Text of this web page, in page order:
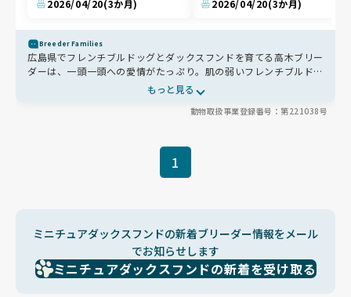
2026/04/20(3か月) 2026/04/20(3か月)
Breeder Families
広島県でフレンチブルドッグとダックスフンドを育てる高木ブリー
ダーは、一頭一頭への愛情がたっぷり。肌の弱いフレンチブルドッ
グにはグレインフリーのフードを選び、犬種や年齢に合わせて複数
を使い分け、手作りの鹿肉トッピングで食べる楽しみも工夫してい
ます。小さいころから夜も同じ部屋で過ごし人になついて育ち、お
もっと見る
動物取扱事業登録番号：第221038号
1
ミニチュアダックスフンドの新着ブリーダー情報をメール
でお知らせします
ミニチュアダックスフンドの新着を受け取る